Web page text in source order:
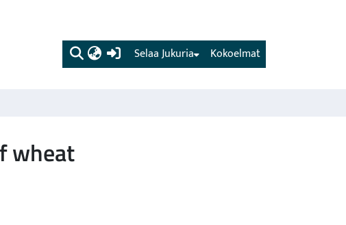
(current) Kokoelmat
Selaa Jukuria
wheat